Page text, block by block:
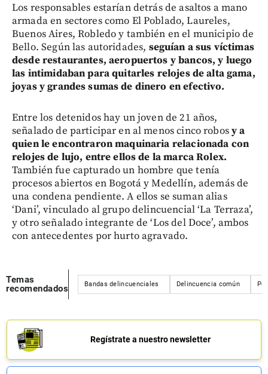
Los responsables estarían detrás de asaltos a mano
armada en sectores como El Poblado, Laureles,
Buenos Aires, Robledo y también en el municipio de
Bello. Según las autoridades, seguían a sus víctimas
desde restaurantes, aeropuertos y bancos, y luego
las intimidaban para quitarles relojes de alta gama,
joyas y grandes sumas de dinero en efectivo.
Entre los detenidos hay un joven de 21 años,
señalado de participar en al menos cinco robosy a
quien le encontraron maquinaria relacionada con
relojes de lujo, entre ellos de la marca Rolex.
También fue capturado un hombre que tenía
procesos abiertos en Bogotá y Medellín, además de
una condena pendiente. A ellos se suman alias
‘Dani’, vinculado al grupo delincuencial ‘La Terraza’,
y otro señalado integrante de ‘Los del Doce’, ambos
con antecedentes por hurto agravado.
Temas
recomendados
Bandas delincuenciales Delincuencia común
Regístrate a nuestro newsletter